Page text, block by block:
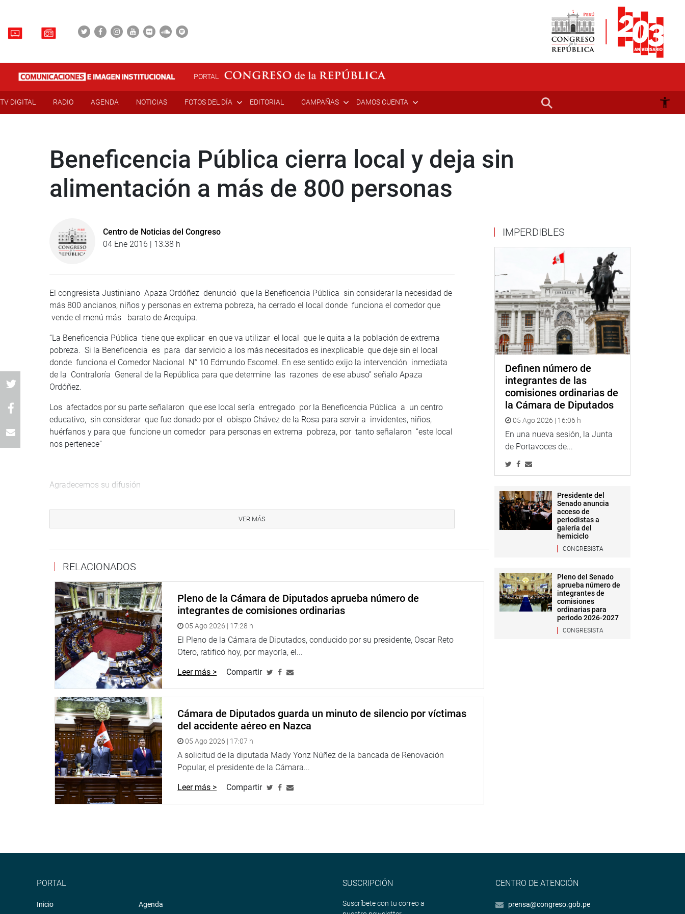
PORTAL
TV DIGITAL RADIO AGENDA NOTICIAS FOTOS DEL DÍA EDITORIAL CAMPAÑAS DAMOS CUENTA
Beneficencia Pública cierra local y deja sin
alimentación a más de 800 personas
Centro de Noticias del Congreso
04 Ene 2016 | 13:38 h
El congresista Justiniano Apaza Ordóñez denunció que la Beneficencia Pública sin considerar la necesidad de
más 800 ancianos, niños y personas en extrema pobreza, ha cerrado el local donde funciona el comedor que
vende el menú más barato de Arequipa.
“La Beneficencia Pública tiene que explicar en que va utilizar el local que le quita a la población de extrema
pobreza. Si la Beneficencia es para dar servicio a los más necesitados es inexplicable que deje sin el local
donde funciona el Comedor Nacional N° 10 Edmundo Escomel. En ese sentido exijo la intervención inmediata
de la Contraloría General de la República para que determine las razones de ese abuso” señalo Apaza
Ordóñez.
Los afectados por su parte señalaron que ese local sería entregado por la Beneficencia Pública a un centro
educativo, sin considerar que fue donado por el obispo Chávez de la Rosa para servir a invidentes, niños,
huérfanos y para que funcione un comedor para personas en extrema pobreza, por tanto señalaron “este local
nos pertenece”
Agradecemos su difusión
Prensa – Despacho Congresal
VER MÁS
RELACIONADOS
Pleno de la Cámara de Diputados aprueba número de
integrantes de comisiones ordinarias
05 Ago 2026 | 17:28 h
El Pleno de la Cámara de Diputados, conducido por su presidente, Oscar Reto
Otero, ratificó hoy, por mayoría, el...
Leer más > Compartir
Cámara de Diputados guarda un minuto de silencio por víctimas
del accidente aéreo en Nazca
05 Ago 2026 | 17:07 h
A solicitud de la diputada Mady Yonz Núñez de la bancada de Renovación
Popular, el presidente de la Cámara...
Leer más > Compartir
IMPERDIBLES
Definen número de
integrantes de las
comisiones ordinarias de
la Cámara de Diputados
05 Ago 2026 | 16:06 h
En una nueva sesión, la Junta
de Portavoces de...
Presidente del
Senado anuncia
acceso de
periodistas a
galería del
hemiciclo
CONGRESISTA
Pleno del Senado
aprueba número de
integrantes de
comisiones
ordinarias para
periodo 2026-2027
CONGRESISTA
PORTAL
Inicio Agenda
SUSCRIPCIÓN
Suscríbete con tu correo a
CENTRO DE ATENCIÓN
prensa@congreso.gob.pe